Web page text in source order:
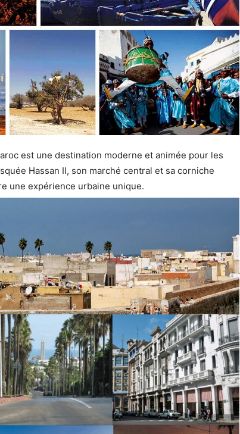
est une destination moderne et animée pour les
Hassan II, son marché central et sa corniche
une expérience urbaine unique.